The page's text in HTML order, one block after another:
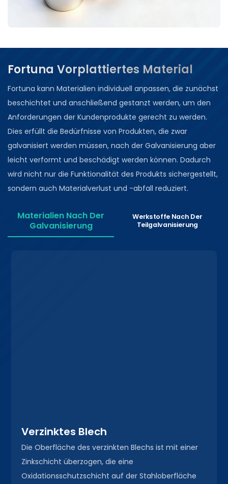
Fortuna Vorplattiertes Material
Fortuna kann Materialien individuell anpassen, die zunächst
beschichtet und anschließend gestanzt werden, um den
Anforderungen der Kundenprodukte gerecht zu werden.
Dies erfüllt die Bedürfnisse von Produkten, die zwar
galvanisiert werden müssen, nach der Galvanisierung aber
leicht verformt und beschädigt werden können. Dadurch
wird nicht nur die Funktionalität des Produkts sichergestellt,
sondern auch Materialverlust und -abfall reduziert.
Materialien Nach Der
Galvanisierung
Werkstoffe Nach Der
Teilgalvanisierung
Verzinktes Blech
Die Oberfläche des verzinkten Blechs ist mit einer
Zinkschicht überzogen, die eine
Oxidationsschutzschicht auf der Stahloberfläche